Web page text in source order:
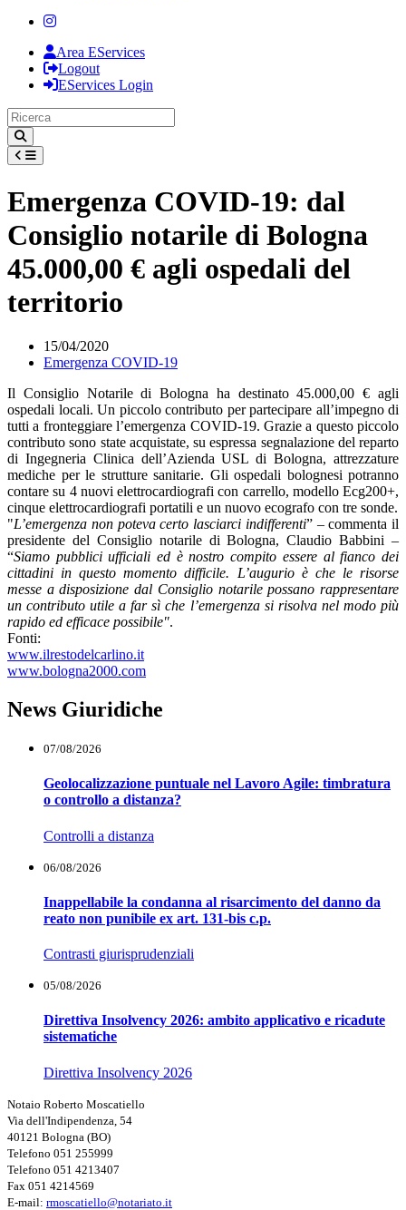
Area EServices
Logout
EServices Login
Emergenza COVID-19: dal
Consiglio notarile di Bologna
45.000,00 € agli ospedali del
territorio
15/04/2020
Emergenza COVID-19
Il Consiglio Notarile di Bologna ha destinato 45.000,00 € agli
ospedali locali. Un piccolo contributo per partecipare all’impegno di
tutti a fronteggiare l’emergenza COVID-19. Grazie a questo piccolo
contributo sono state acquistate, su espressa segnalazione del reparto
di Ingegneria Clinica dell’Azienda USL di Bologna, attrezzature
mediche per le strutture sanitarie. Gli ospedali bolognesi potranno
contare su 4 nuovi elettrocardiografi con carrello, modello Ecg200+,
cinque elettrocardiografi portatili e un nuovo ecografo con tre sonde.
"L’emergenza non poteva certo lasciarci indifferenti” – commenta il
presidente del Consiglio notarile di Bologna, Claudio Babbini –
“Siamo pubblici ufficiali ed è nostro compito essere al fianco dei
cittadini in questo momento difficile. L’augurio è che le risorse
messe a disposizione dal Consiglio notarile possano rappresentare
un contributo utile a far sì che l’emergenza si risolva nel modo più
rapido ed efficace possibile".
Fonti:
www.ilrestodelcarlino.it
www.bologna2000.com
News Giuridiche
07/08/2026
Geolocalizzazione puntuale nel Lavoro Agile: timbratura
o controllo a distanza?
Controlli a distanza
06/08/2026
Inappellabile la condanna al risarcimento del danno da
reato non punibile ex art. 131-bis c.p.
Contrasti giurisprudenziali
05/08/2026
Direttiva Insolvency 2026: ambito applicativo e ricadute
sistematiche
Direttiva Insolvency 2026
Notaio Roberto Moscatiello
Via dell'Indipendenza, 54
40121 Bologna (BO)
Telefono 051 255999
Telefono 051 4213407
Fax 051 4214569
E-mail: rmoscatiello@notariato.it